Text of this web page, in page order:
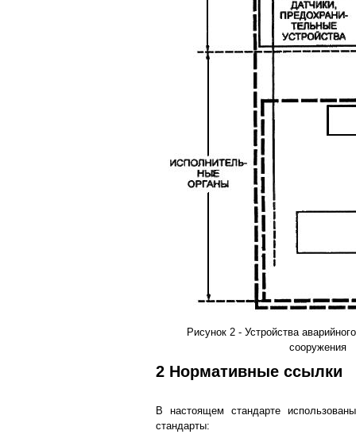
Рисунок 2 - Устройства
сооружения
2 Нормативные ссылки
В настоящем стандарте
стандарты: